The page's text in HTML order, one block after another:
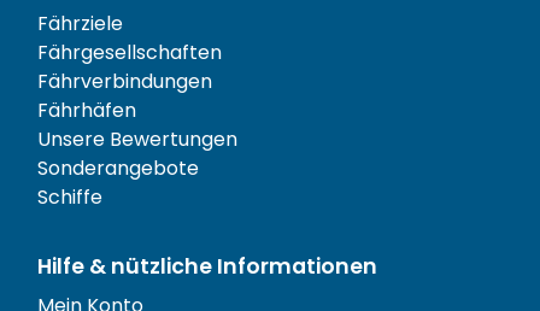
Fährziele
Fährgesellschaften
Fährverbindungen
Fährhäfen
Unsere Bewertungen
Sonderangebote
Schiffe
Hilfe & nützliche Informationen
Mein Konto